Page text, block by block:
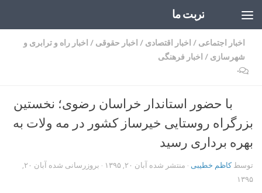
تربت ما
اخبار اجتماعی / اخبار اقتصادی / اخبار حقوقی / اخبار راه و ترابری و
شهرسازی / اخبار فرهنگی
۰
با حضور استاندار خراسان رضوی؛ نخستین
بزرگراه روستایی خیرساز کشور در مه ولات به
بهره برداری رسید
توسطکاظم خطیبی · منتشر شده آبان ۲۰, ۱۳۹۵ · بروزرسانی شده
آبان ۲۰,
۱۳۹۵